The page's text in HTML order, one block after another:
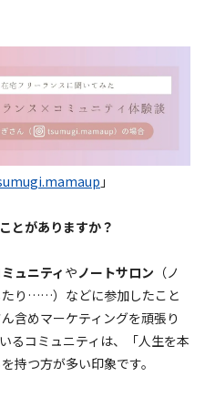
」
とがありますか？
ュニティ やノートサロン （ノ
たり……）などに参加したこと
含めマーケティングを頑張り
るコミュニティは、「人生を本
持つ方が多い印象です。